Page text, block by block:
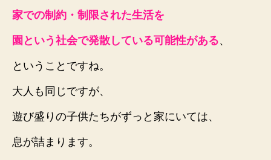
家での制約・制限された生活を
園という社会で発散している可能性がある、
ということですね。
大人も同じですが、
遊び盛りの子供たちがずっと家にいては、
息が詰まります。